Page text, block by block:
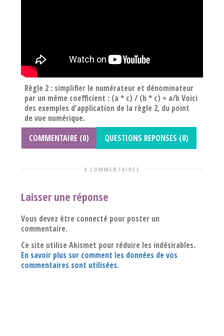
Règle 2 : simplifier le numérateur et dénominateur
par un même coefficient : (a * c) / (b * c) = a/b Voici
des exemples d'application de la règle 2, du point
de vue numérique.
COMMENTAIRE (0)
QUESTIONS REPONSES (0)
0 COMMENTAIRES
Laisser une réponse
Vous devez être connecté pour poster un
commentaire.
Ce site utilise Akismet pour réduire les indésirables.
En savoir plus sur comment les données de vos
commentaires sont utilisées.